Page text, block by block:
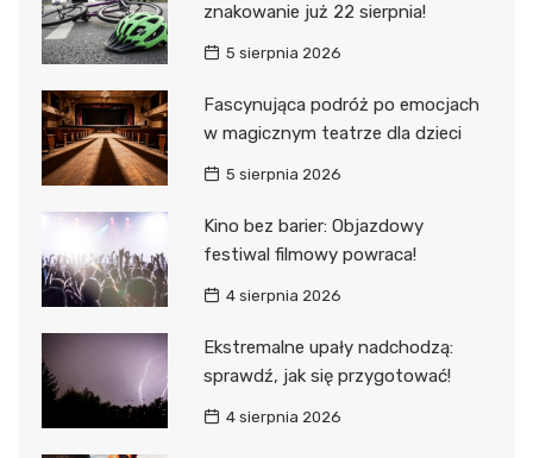
znakowanie już 22 sierpnia!
5 sierpnia 2026
Fascynująca podróż po emocjach
w magicznym teatrze dla dzieci
5 sierpnia 2026
Kino bez barier: Objazdowy
festiwal filmowy powraca!
4 sierpnia 2026
Ekstremalne upały nadchodzą:
sprawdź, jak się przygotować!
4 sierpnia 2026